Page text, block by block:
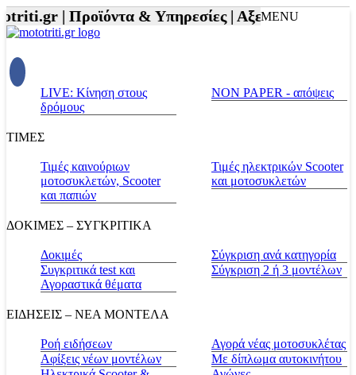
| Προϊόντα & Υπηρεσίες |Αξεσουάρ
MENU
LIVE: Κίνηση στους
δρόμους
NON PAPER - απόψεις
ΤΙΜΕΣ
Τιμές καινούριων
μοτοσυκλετών, Scooter
και παπιών
Τιμές ηλεκτρικών Scooter
και μοτοσυκλετών
ΔΟΚΙΜΕΣ – ΣΥΓΚΡΙΤΙΚΑ
Δοκιμές
Συγκριτικά test και
Αγοραστικά θέματα
Σύγκριση ανά κατηγορία
Σύγκριση 2 ή 3 μοντέλων
ΕΙΔΗΣΕΙΣ – ΝΕΑ ΜΟΝΤΕΛΑ
Ροή ειδήσεων
Αφίξεις νέων μοντέλων
Αγορά νέας μοτοσυκλέτας
Με δίπλωμα αυτοκινήτου